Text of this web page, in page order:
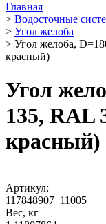
Главная
> Водосточные
> Угол желоба
> Угол желоба,
красный)
Угол
135, RAL
красный)
Артикул:
117848907_11005
Вес, кг